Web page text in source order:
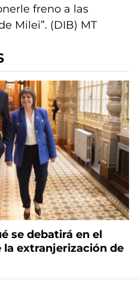
freno a las
Milei”. (DIB) MT
se debatirá en el
la extranjerización de